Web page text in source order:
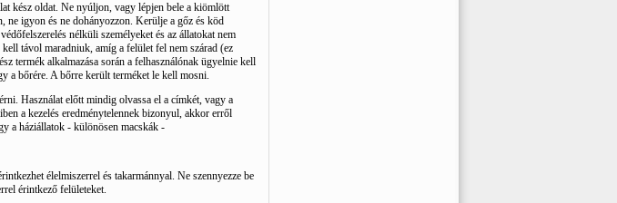
oldat. Ne nyúljon, vagy lépjen bele a kiömlött
ne igyon és ne dohányozzon. Kerülje a gőz és köd
nélküli személyeket és az állatokat nem
távol maradniuk, amíg a felület fel nem szárad (ez
termék alkalmazása során a felhasználónak ügyelnie kell
a bőrére. A bőrre került terméket le kell mosni.
Használat előtt mindig olvassa el a címkét, vagy a
a kezelés eredménytelennek bizonyul, akkor erről
a háziállatok - különösen macskák -
élelmiszerrel és takarmánnyal. Ne szennyezze be
érintkező felületeket.